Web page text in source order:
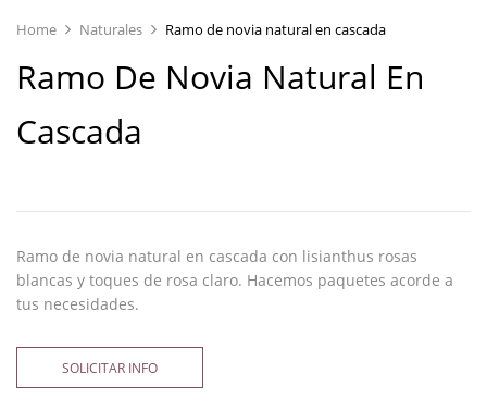
Home Naturales Ramo de novia natural en cascada
Ramo De Novia Natural En
Cascada
Ramo de novia natural en cascada con lisianthus rosas
blancas y toques de rosa claro. Hacemos paquetes acorde a
tus necesidades.
SOLICITAR INFO